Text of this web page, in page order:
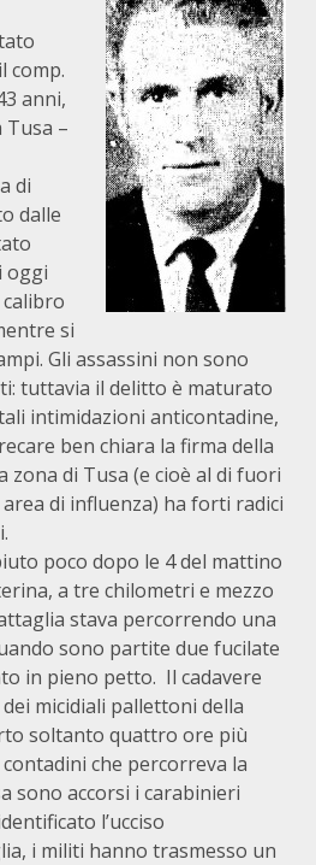
comp.
anni,
Tusa –
di
dalle
oggi
si
Gli assassini non sono
tuttavia il delitto è maturato
intimidazioni anticontadine,
ben chiara la firma della
zona di Tusa (e cioè al di fuori
di influenza) ha forti radici
poco dopo le 4 del mattino
a tre chilometri e mezzo
stava percorrendo una
sono partite due fucilate
in pieno petto. Il cadavere
micidiali pallettoni della
soltanto quattro ore più
che percorreva la
sono accorsi i carabinieri
l’ucciso
i militi hanno trasmesso un